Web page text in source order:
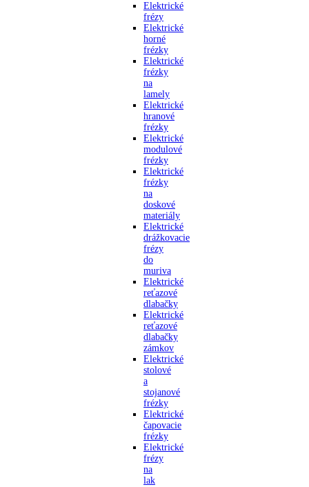
Elektrické
frézy
Elektrické
horné
frézky
Elektrické
frézky
na
lamely
Elektrické
hranové
frézky
Elektrické
modulové
frézky
Elektrické
frézky
na
doskové
materiály
Elektrické
drážkovacie
frézy
do
muriva
Elektrické
reťazové
dlabačky
Elektrické
reťazové
dlabačky
zámkov
Elektrické
stolové
a
stojanové
frézky
Elektrické
čapovacie
frézky
Elektrické
frézy
na
lak